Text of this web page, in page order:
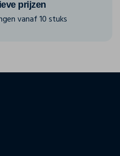
prijzen
vanaf 10 stuks